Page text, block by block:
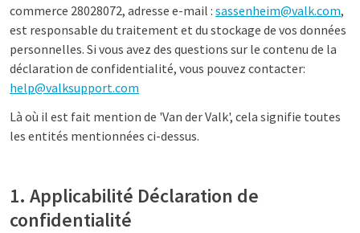
commerce 28028072, adresse e-mail : sassenheim@valk.com,
est responsable du traitement et du stockage de vos données
personnelles. Si vous avez des questions sur le contenu de la
déclaration de confidentialité, vous pouvez contacter:
help@valksupport.com
Là où il est fait mention de 'Van der Valk', cela signifie toutes
les entités mentionnées ci-dessus.
1. Applicabilité Déclaration de
confidentialité